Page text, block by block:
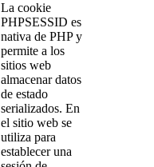
La cookie
PHPSESSID es
nativa de PHP y
permite a los
sitios web
almacenar datos
de estado
serializados. En
el sitio web se
utiliza para
establecer una